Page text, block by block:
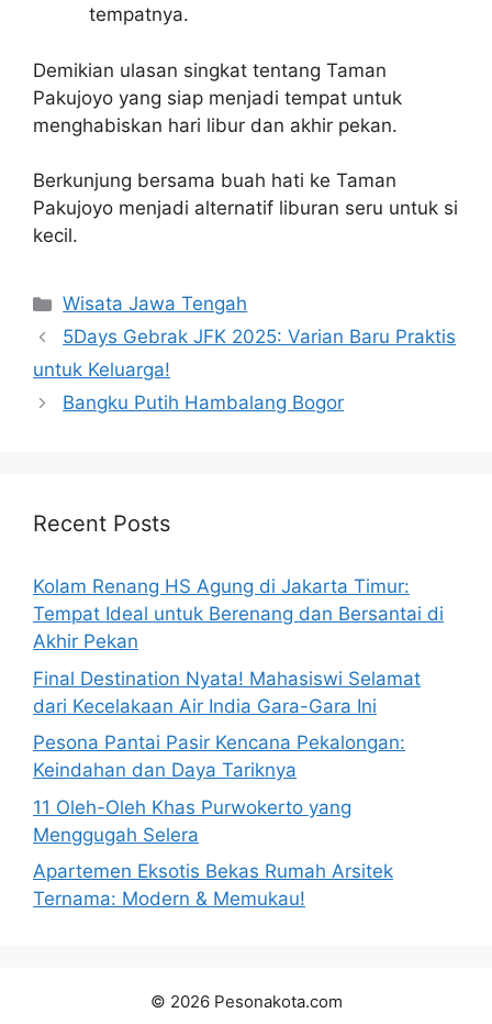
tempatnya.
Demikian ulasan singkat tentang Taman
Pakujoyo yang siap menjadi tempat untuk
menghabiskan hari libur dan akhir pekan.
Berkunjung bersama buah hati ke Taman
Pakujoyo menjadi alternatif liburan seru untuk si
kecil.
Categories
Wisata Jawa Tengah
5Days Gebrak JFK 2025: Varian Baru Praktis
untuk Keluarga!
Bangku Putih Hambalang Bogor
Recent Posts
Kolam Renang HS Agung di Jakarta Timur:
Tempat Ideal untuk Berenang dan Bersantai di
Akhir Pekan
Final Destination Nyata! Mahasiswi Selamat
dari Kecelakaan Air India Gara-Gara Ini
Pesona Pantai Pasir Kencana Pekalongan:
Keindahan dan Daya Tariknya
11 Oleh-Oleh Khas Purwokerto yang
Menggugah Selera
Apartemen Eksotis Bekas Rumah Arsitek
Ternama: Modern & Memukau!
© 2026 Pesonakota.com